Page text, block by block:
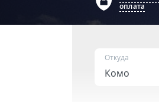
оплата
Откуда